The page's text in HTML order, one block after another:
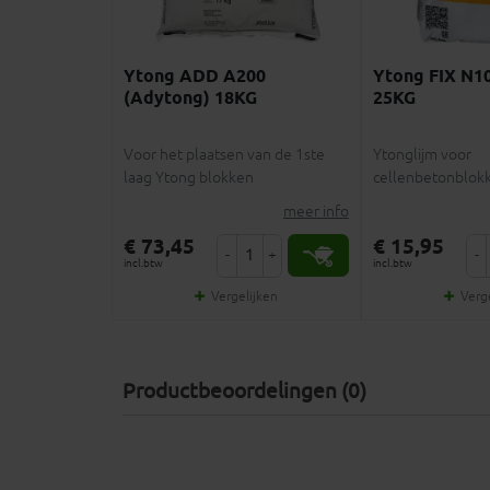
Ytong ADD A200
(Adytong) 18KG
Voor het plaatsen van de 1ste
laag Ytong blokken
meer info
€ 73,45
incl.btw - +
Vergelijken
Ytong FIX
25KG
Ytonglijm voor
€ 15,95
incl.btw -
Productbeoordelingen (0)